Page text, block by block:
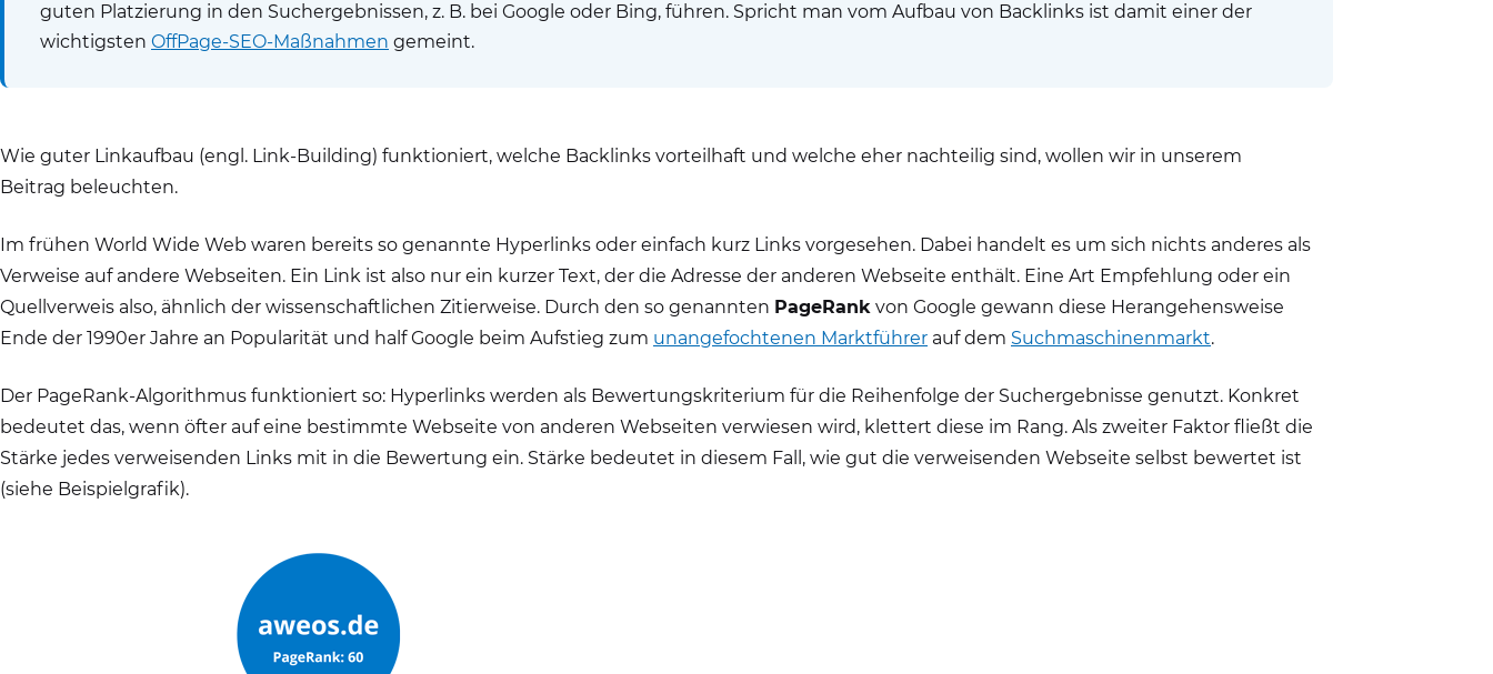
guten Platzierung in den Suchergebnissen, z. B. bei Google oder Bing, führen. Spricht man vom Aufbau von Backlinks ist damit einer der
wichtigsten OffPage-SEO-Maßnahmen gemeint.
Wie guter Linkaufbau (engl. Link-Building) funktioniert, welche Backlinks vorteilhaft und welche eher nachteilig sind, wollen wir in unserem
Beitrag beleuchten.
Im frühen World Wide Web waren bereits so genannte Hyperlinks oder einfach kurz Links vorgesehen. Dabei handelt es um sich nichts anderes als
Verweise auf andere Webseiten. Ein Link ist also nur ein kurzer Text, der die Adresse der anderen Webseite enthält. Eine Art Empfehlung oder ein
Quellverweis also, ähnlich der wissenschaftlichen Zitierweise. Durch den so genannten PageRank von Google gewann diese Herangehensweise
Ende der 1990er Jahre an Popularität und half Google beim Aufstieg zum unangefochtenen Marktführer auf dem Suchmaschinenmarkt.
Der PageRank-Algorithmus funktioniert so: Hyperlinks werden als Bewertungskriterium für die Reihenfolge der Suchergebnisse genutzt. Konkret
bedeutet das, wenn öfter auf eine bestimmte Webseite von anderen Webseiten verwiesen wird, klettert diese im Rang. Als zweiter Faktor fließt die
Stärke jedes verweisenden Links mit in die Bewertung ein. Stärke bedeutet in diesem Fall, wie gut die verweisenden Webseite selbst bewertet ist
(siehe Beispielgrafik).